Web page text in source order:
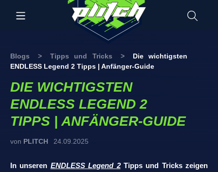
Blogs > Tipps und Tricks >
Die wichtigsten
ENDLESS Legend 2 Tipps | Anfänger-Guide
DIE WICHTIGSTEN
ENDLESS LEGEND 2
TIPPS | ANFÄNGER-GUIDE
von PLITCH 24.09.2025
In unseren ENDLESS Legend 2Tipps und Tricks zeigen